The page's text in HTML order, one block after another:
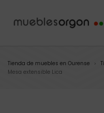
Tienda de muebles en Ourense >
Mesa extensible Lica